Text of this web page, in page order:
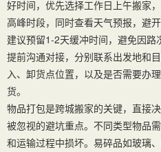
好时间，优先选择工作日上午搬家
高峰时段，同时查看天气预报，避
建议预留1-2天缓冲时间，避免因路
提前沟通对接，分别联系出发地和
入、卸货点位置，以及是否需要办
货。
物品打包是跨城搬家的关键，直接
被忽视的避坑重点。不同类型物品
和运输过程中损坏。易碎品如玻璃